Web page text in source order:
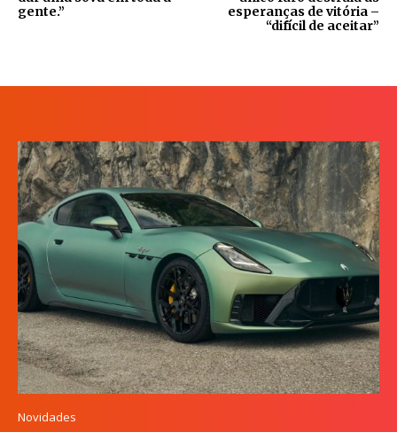
gente.”
esperanças de vitória –
“difícil de aceitar”
Novidades